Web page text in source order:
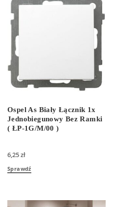
Ospel As Biały Łącznik 1x
Jednobiegunowy Bez Ramki
( ŁP-1G/M/00 )
6,25zł
Sprawdź